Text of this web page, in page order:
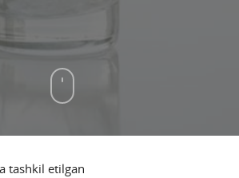
tashkil etilgan